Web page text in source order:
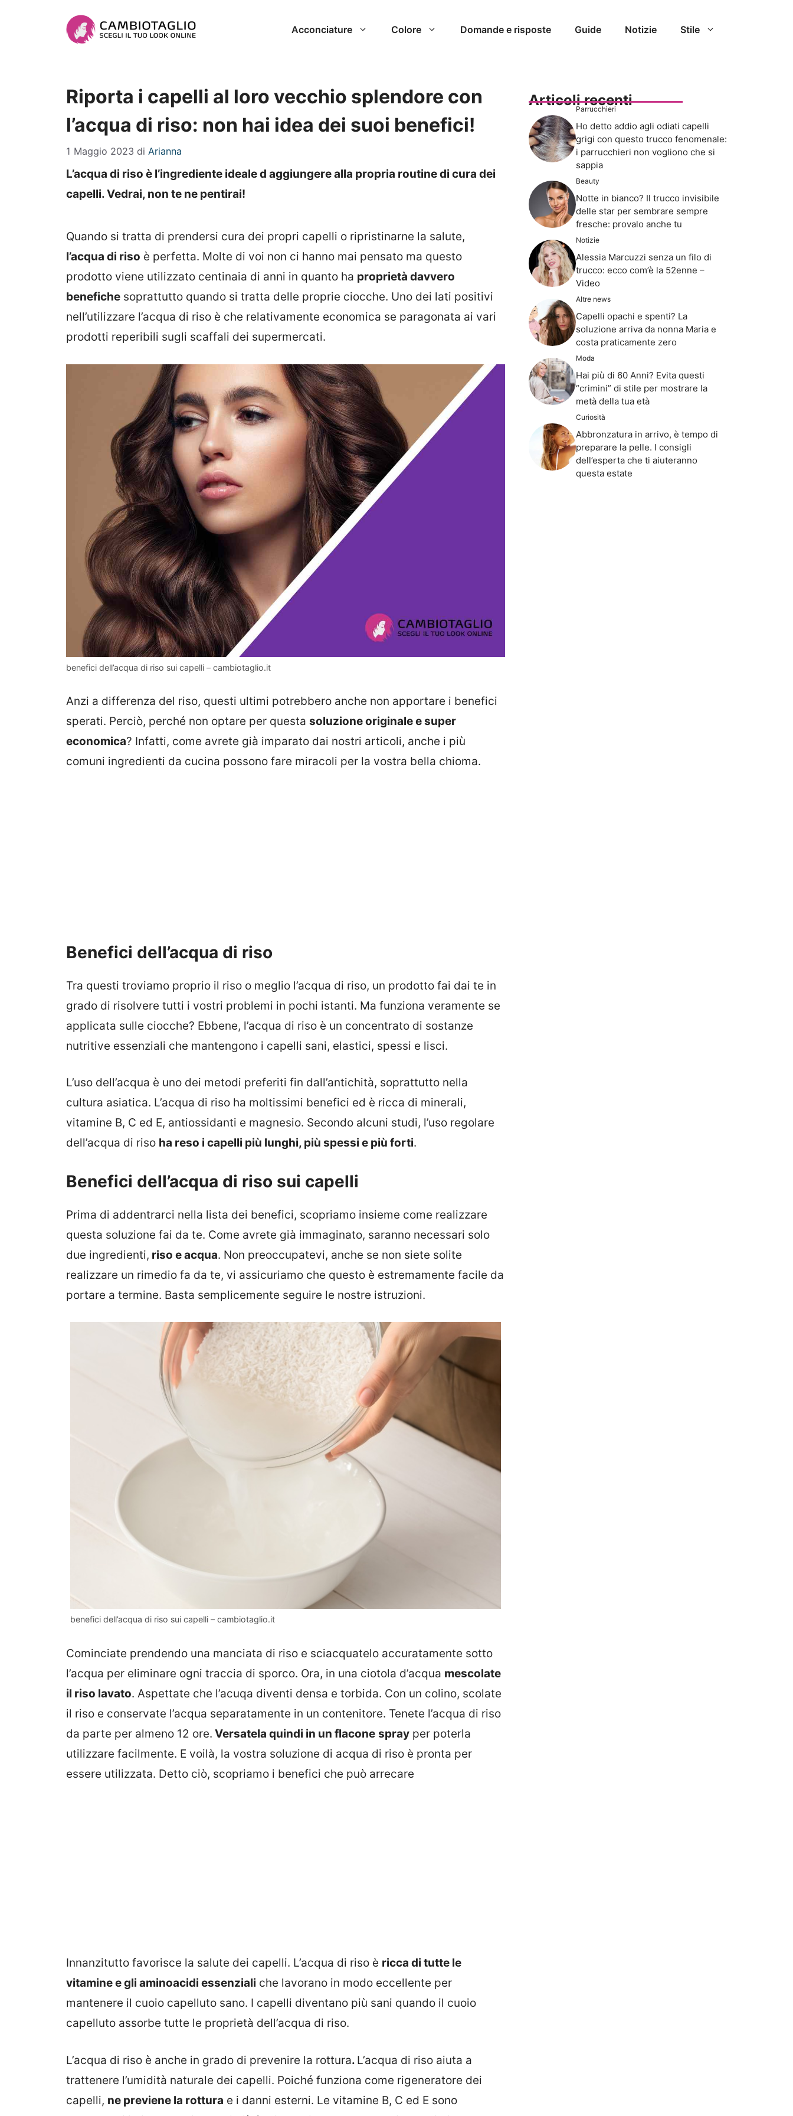
Acconciature Colore Domande e risposte Guide Notizie Stile
Riporta i capelli al loro vecchio splendore con
l’acqua di riso: non hai idea dei suoi benefici!
1 Maggio 2023 di Arianna
L’acqua di riso è l’ingrediente ideale d aggiungere alla propria routine di cura dei
capelli. Vedrai, non te ne pentirai!
Quando si tratta di prendersi cura dei propri capelli o ripristinarne la salute,
l’acqua di riso è perfetta. Molte di voi non ci hanno mai pensato ma questo
prodotto viene utilizzato centinaia di anni in quanto ha proprietà davvero
benefiche soprattutto quando si tratta delle proprie ciocche. Uno dei lati positivi
nell’utilizzare l’acqua di riso è che relativamente economica se paragonata ai vari
prodotti reperibili sugli scaffali dei supermercati.
benefici dell’acqua di riso sui capelli – cambiotaglio.it
Anzi a differenza del riso, questi ultimi potrebbero anche non apportare i benefici
sperati. Perciò, perché non optare per questa soluzione originale e super
economica? Infatti, come avrete già imparato dai nostri articoli, anche i più
comuni ingredienti da cucina possono fare miracoli per la vostra bella chioma.
Benefici dell’acqua di riso
Tra questi troviamo proprio il riso o meglio l’acqua di riso, un prodotto fai dai te in
grado di risolvere tutti i vostri problemi in pochi istanti. Ma funziona veramente se
applicata sulle ciocche? Ebbene, l’acqua di riso è un concentrato di sostanze
nutritive essenziali che mantengono i capelli sani, elastici, spessi e lisci.
L’uso dell’acqua è uno dei metodi preferiti fin dall’antichità, soprattutto nella
cultura asiatica. L’acqua di riso ha moltissimi benefici ed è ricca di minerali,
vitamine B, C ed E, antiossidanti e magnesio. Secondo alcuni studi, l’uso regolare
dell’acqua di riso ha reso i capelli più lunghi, più spessi e più forti.
Benefici dell’acqua di riso sui capelli
Prima di addentrarci nella lista dei benefici, scopriamo insieme come realizzare
questa soluzione fai da te. Come avrete già immaginato, saranno necessari solo
due ingredienti, riso e acqua. Non preoccupatevi, anche se non siete solite
realizzare un rimedio fa da te, vi assicuriamo che questo è estremamente facile da
portare a termine. Basta semplicemente seguire le nostre istruzioni.
benefici dell’acqua di riso sui capelli – cambiotaglio.it
Cominciate prendendo una manciata di riso e sciacquatelo accuratamente sotto
l’acqua per eliminare ogni traccia di sporco. Ora, in una ciotola d’acqua mescolate
il riso lavato. Aspettate che l’acuqa diventi densa e torbida. Con un colino, scolate
il riso e conservate l’acqua separatamente in un contenitore. Tenete l’acqua di riso
da parte per almeno 12 ore. Versatela quindi in un flacone spray per poterla
utilizzare facilmente. E voilà, la vostra soluzione di acqua di riso è pronta per
essere utilizzata. Detto ciò, scopriamo i benefici che può arrecare
Innanzitutto favorisce la salute dei capelli. L’acqua di riso è ricca di tutte le
vitamine e gli aminoacidi essenziali che lavorano in modo eccellente per
mantenere il cuoio capelluto sano. I capelli diventano più sani quando il cuoio
capelluto assorbe tutte le proprietà dell’acqua di riso.
L’acqua di riso è anche in grado di prevenire la rottura. L’acqua di riso aiuta a
trattenere l’umidità naturale dei capelli. Poiché funziona come rigeneratore dei
capelli, ne previene la rottura e i danni esterni. Le vitamine B, C ed E sono
Articoli recenti
Parrucchieri
Ho detto addio agli odiati capelli
grigi con questo trucco fenomenale:
i parrucchieri non vogliono che si
sappia
Beauty
Notte in bianco? Il trucco invisibile
delle star per sembrare sempre
fresche: provalo anche tu
Notizie
Alessia Marcuzzi senza un filo di
trucco: ecco com’è la 52enne –
Video
Altre news
Capelli opachi e spenti? La
soluzione arriva da nonna Maria e
costa praticamente zero
Moda
Hai più di 60 Anni? Evita questi
“crimini” di stile per mostrare la
metà della tua età
Curiosità
Abbronzatura in arrivo, è tempo di
preparare la pelle. I consigli
dell’esperta che ti aiuteranno
questa estate